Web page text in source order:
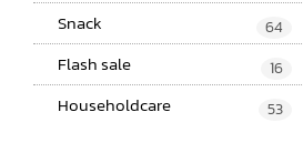
Snack 64
Flash sale 16
Householdcare 53